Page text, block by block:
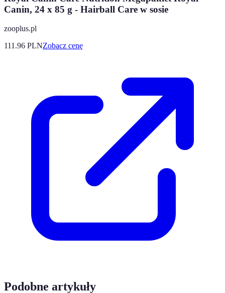
Canin, 24 x 85 g - Hairball Care w sosie
zooplus.pl
111.96 PLNZobacz cenę
Podobne artykuły